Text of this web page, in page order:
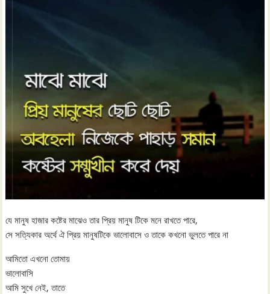
যে মানুষ হাজার কষ্টের মাঝেও তার প্রিয় মানুষ টিকে মনে রাখতে পারে,
সে সত্যিকার অর্থে ঐ প্রিয় মানুষটিকে ভালোবাসে ও তাকে কখনো ভুলতে পারে না
আমিতো এখনো তোমায়
ভালোবাসি
আমি সুখে নেই, তাতে